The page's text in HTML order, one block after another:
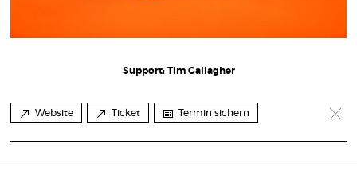
Support: Tim Gallagher
Website Ticket Termin sichern